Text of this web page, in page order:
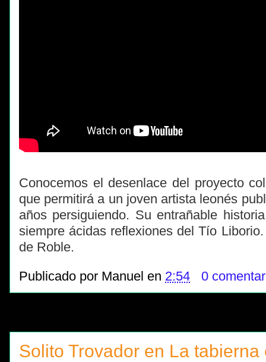
Conocemos el desenlace del proyecto
que permitirá a un joven artista leonés
años persiguiendo. Su entrañable
siempre ácidas reflexiones del Tío
de Roble.
Publicado por Manuel en 2:54 0
Solito Trovador en La tabierna